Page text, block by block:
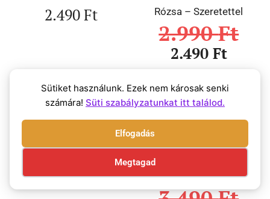
Sütiket használunk. Ezek nem károsak senki
számára! Süti szabályzatunkat itt találod.
Elfogadás
Megtagad
2.490Ft Rózsa – Szeretettel
2.990Ft
2.490 Ft
Levendulás öröknaptár
3.490Ft
Öröknaptáratok